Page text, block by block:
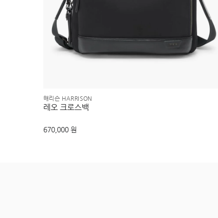
해리슨 HARRISON
레오 크로스백
670,000 원